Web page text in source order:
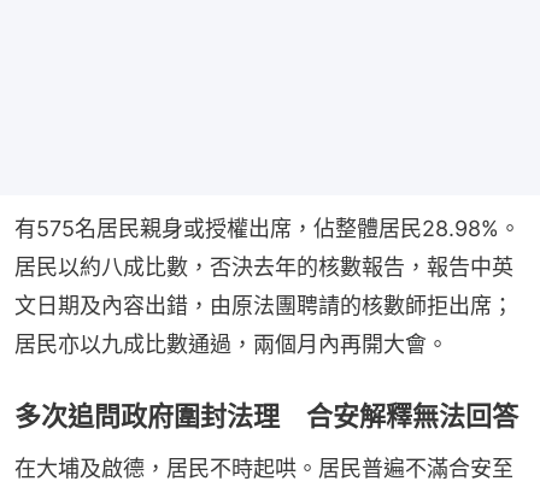
有575名居民親身或授權出席，佔整體居民28.98%。
居民以約八成比數，否決去年的核數報告，報告中英
文日期及內容出錯，由原法團聘請的核數師拒出席；
居民亦以九成比數通過，兩個月內再開大會。
多次追問政府圍封法理 合安解釋無法回答
在大埔及啟德，居民不時起哄。居民普遍不滿合安至